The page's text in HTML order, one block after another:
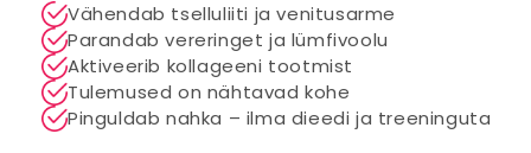
Vähendab tselluliiti ja venitusarme
Parandab vereringet ja lümfivoolu
Aktiveerib kollageeni tootmist
Tulemused on nähtavad kohe
Pinguldab nahka – ilma dieedi ja treeninguta